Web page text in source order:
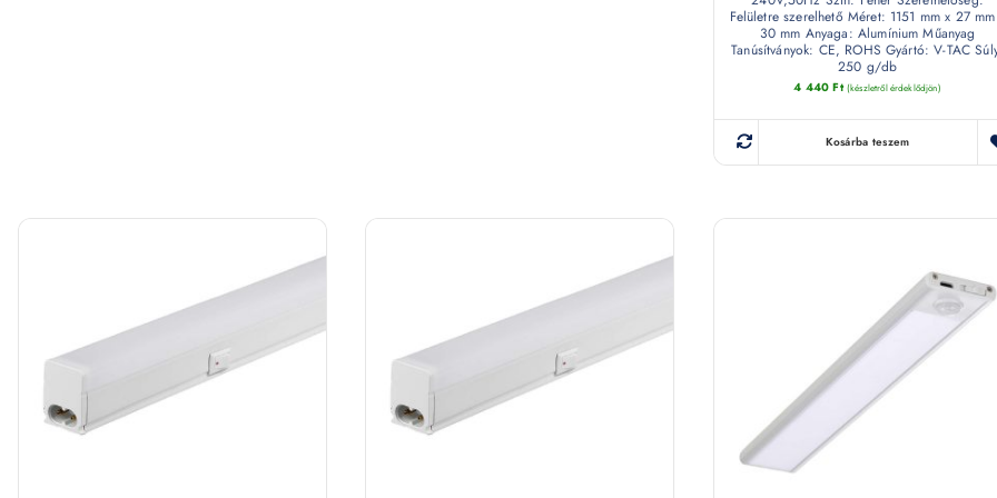
Felületre szerelhető Méret: 1151 mm x 27
30 mm Anyaga: Alumínium Műanyag
Tanúsítványok: CE, ROHS Gyártó: V-TAC
250 g/db
4 440Ft (készletről érdeklődjön)
Kosárba teszem